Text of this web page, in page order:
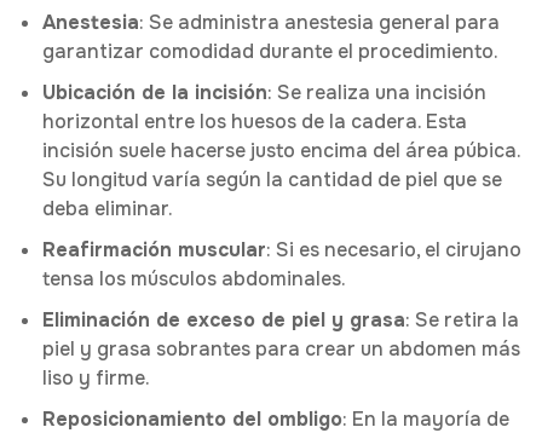
Anestesia: Se administra anestesia general para
garantizar comodidad durante el procedimiento.
Ubicación de la incisión: Se realiza una incisión
horizontal entre los huesos de la cadera. Esta
incisión suele hacerse justo encima del área púbica.
Su longitud varía según la cantidad de piel que se
deba eliminar.
Reafirmación muscular: Si es necesario, el cirujano
tensa los músculos abdominales.
Eliminación de exceso de piel y grasa: Se retira la
piel y grasa sobrantes para crear un abdomen más
liso y firme.
Reposicionamiento del ombligo: En la mayoría de